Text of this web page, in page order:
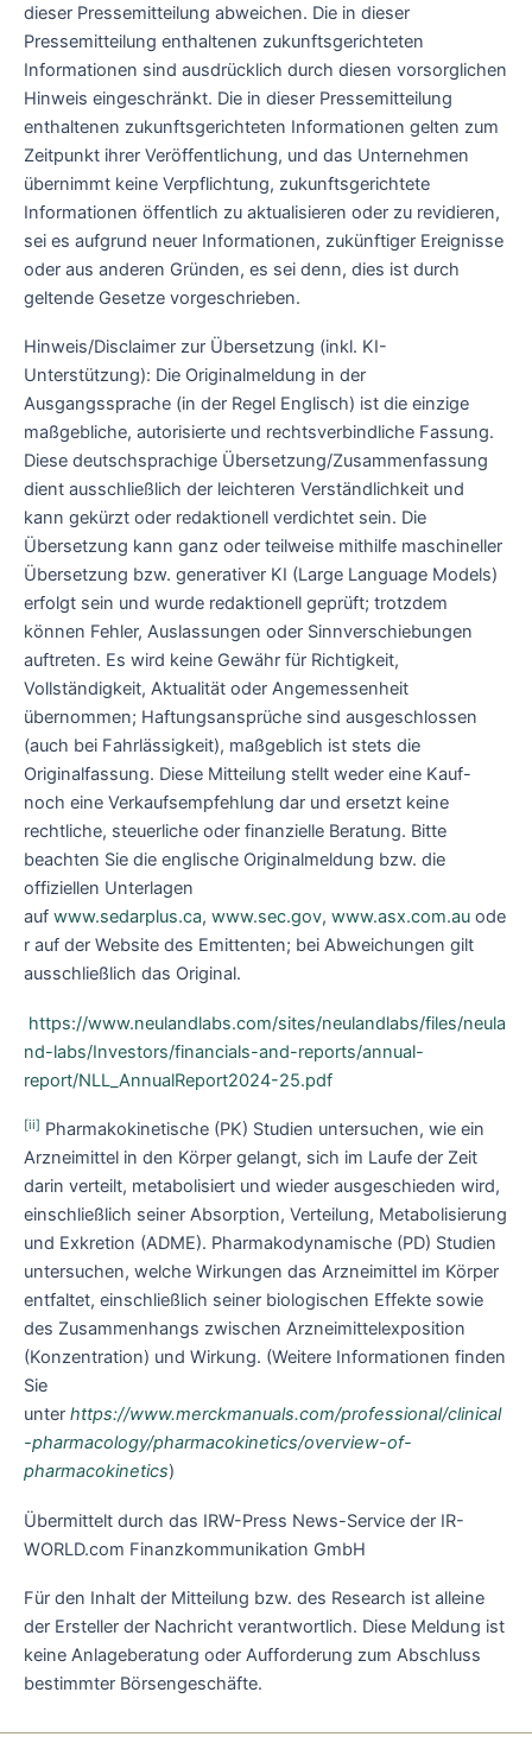
dieser Pressemitteilung abweichen. Die in dieser
Pressemitteilung enthaltenen zukunftsgerichteten
Informationen sind ausdrücklich durch diesen vorsorglichen
Hinweis eingeschränkt. Die in dieser Pressemitteilung
enthaltenen zukunftsgerichteten Informationen gelten zum
Zeitpunkt ihrer Veröffentlichung, und das Unternehmen
übernimmt keine Verpflichtung, zukunftsgerichtete
Informationen öffentlich zu aktualisieren oder zu revidieren,
sei es aufgrund neuer Informationen, zukünftiger Ereignisse
oder aus anderen Gründen, es sei denn, dies ist durch
geltende Gesetze vorgeschrieben.
Hinweis/Disclaimer zur Übersetzung (inkl. KI-
Unterstützung): Die Originalmeldung in der
Ausgangssprache (in der Regel Englisch) ist die einzige
maßgebliche, autorisierte und rechtsverbindliche Fassung.
Diese deutschsprachige Übersetzung/Zusammenfassung
dient ausschließlich der leichteren Verständlichkeit und
kann gekürzt oder redaktionell verdichtet sein. Die
Übersetzung kann ganz oder teilweise mithilfe maschineller
Übersetzung bzw. generativer KI (Large Language Models)
erfolgt sein und wurde redaktionell geprüft; trotzdem
können Fehler, Auslassungen oder Sinnverschiebungen
auftreten. Es wird keine Gewähr für Richtigkeit,
Vollständigkeit, Aktualität oder Angemessenheit
übernommen; Haftungsansprüche sind ausgeschlossen
(auch bei Fahrlässigkeit), maßgeblich ist stets die
Originalfassung. Diese Mitteilung stellt weder eine Kauf-
noch eine Verkaufsempfehlung dar und ersetzt keine
rechtliche, steuerliche oder finanzielle Beratung. Bitte
beachten Sie die englische Originalmeldung bzw. die
offiziellen Unterlagen
auf www.sedarplus.ca, www.sec.gov, www.asx.com.au ode
r auf der Website des Emittenten; bei Abweichungen gilt
ausschließlich das Original.
https://www.neulandlabs.com/sites/neulandlabs/files/neula
nd-labs/Investors/financials-and-reports/annual-
report/NLL_AnnualReport2024-25.pdf
[ii] Pharmakokinetische (PK) Studien untersuchen, wie ein
Arzneimittel in den Körper gelangt, sich im Laufe der Zeit
darin verteilt, metabolisiert und wieder ausgeschieden wird,
einschließlich seiner Absorption, Verteilung, Metabolisierung
und Exkretion (ADME). Pharmakodynamische (PD) Studien
untersuchen, welche Wirkungen das Arzneimittel im Körper
entfaltet, einschließlich seiner biologischen Effekte sowie
des Zusammenhangs zwischen Arzneimittelexposition
(Konzentration) und Wirkung. (Weitere Informationen finden
Sie
unter https://www.merckmanuals.com/professional/clinical
-pharmacology/pharmacokinetics/overview-of-
pharmacokinetics)
Übermittelt durch das IRW-Press News-Service der IR-
WORLD.com Finanzkommunikation GmbH
Für den Inhalt der Mitteilung bzw. des Research ist alleine
der Ersteller der Nachricht verantwortlich. Diese Meldung ist
keine Anlageberatung oder Aufforderung zum Abschluss
bestimmter Börsengeschäfte.